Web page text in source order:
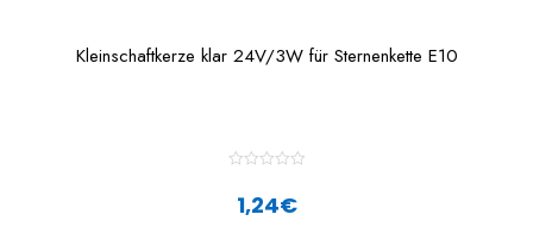
Kleinschaftkerze klar 24V/3W für Sternenkette E10
1,24€